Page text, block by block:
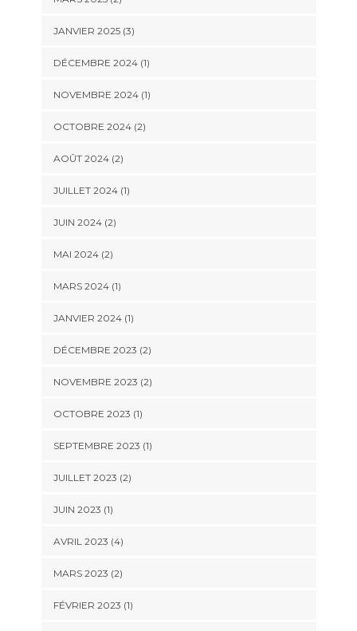
JANVIER 2025(3)
DÉCEMBRE 2024(1)
NOVEMBRE 2024(1)
OCTOBRE 2024(2)
AOÛT 2024(2)
JUILLET 2024(1)
JUIN 2024(2)
MAI 2024(2)
MARS 2024(1)
JANVIER 2024(1)
DÉCEMBRE 2023 (2)
NOVEMBRE 2023 (2)
OCTOBRE 2023 (1)
SEPTEMBRE 2023 (1)
JUILLET 2023 (2)
JUIN 2023 (1)
AVRIL 2023 (4)
MARS 2023 (2)
FÉVRIER 2023 (1)